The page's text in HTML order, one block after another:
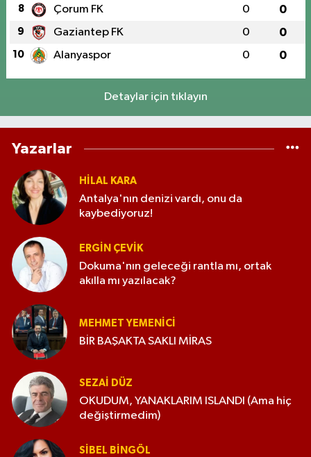
8 Çorum FK 0 0
9 Gaziantep FK 0 0
10 Alanyaspor 0 0
Detaylar için tıklayın
Yazarlar
HILAL KARA
Antalya'nın denizi vardı, onu da
kaybediyoruz!
ERGIN ÇEVİK
Dokuma'nın geleceği rantla mı, ortak
akılla mı yazılacak?
MEHMET YEMENICI
BİR BAŞAKTA SAKLI MİRAS
SEZAI DÜZ
OKUDUM, YANAKLARIM ISLANDI (Ama hiç
değiştirmedim)
SIBEL BINGÖL